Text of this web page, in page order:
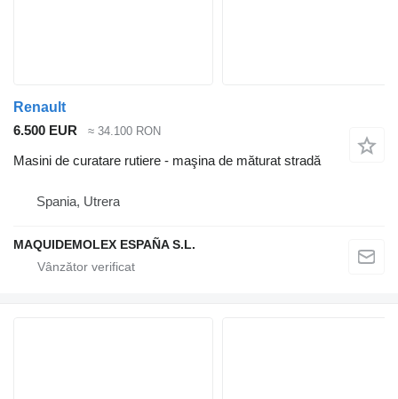
Renault
6.500 EUR
≈ 34.100 RON
Masini de curatare rutiere - maşina de măturat stradă
Spania, Utrera
MAQUIDEMOLEX ESPAÑA S.L.